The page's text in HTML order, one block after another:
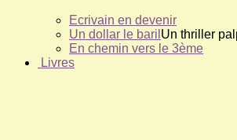
Ecrivain en devenir
Un dollar le baril Un thriller
En chemin vers le 3ème
Livres